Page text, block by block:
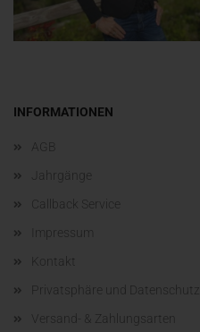
INFORMATIONEN
AGB
Jahrgänge
Callback Service
Impressum
Kontakt
Privatsphäre und Datenschutz
Versand- & Zahlungsarten